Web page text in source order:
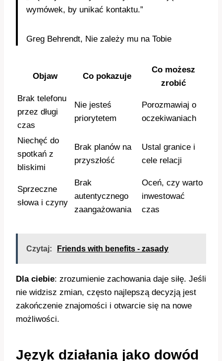
wymówek, by unikać kontaktu.”
Greg Behrendt, Nie zależy mu na Tobie
Objaw Co pokazuje
Co możesz
zrobić
Brak telefonu
przez długi
czas
Nie jesteś
priorytetem
Porozmawiaj o
oczekiwaniach
Niechęć do
spotkań z
bliskimi
Brak planów na
przyszłość
Ustal granice i
cele relacji
Sprzeczne
słowa i czyny
Brak
autentycznego
zaangażowania
Oceń, czy warto
inwestować
czas
Czytaj: Friends with benefits - zasady
Dla ciebie: zrozumienie zachowania daje siłę. Jeśli
nie widzisz zmian, często najlepszą decyzją jest
zakończenie znajomości i otwarcie się na nowe
możliwości.
Język działania jako dowód